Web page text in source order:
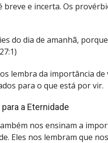
breve e incerta. Os
do dia de amanhã,
lembra da importância
para o que está por vir.
a Eternidade
nos ensinam a
Eles nos lembram que